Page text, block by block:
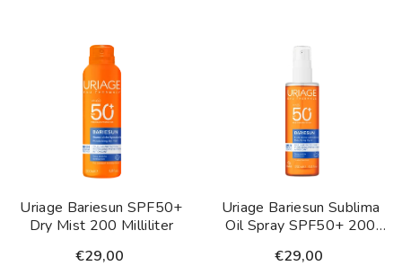
Uriage Bariesun SPF50+
Dry Mist 200 Milliliter
€29,00
Uriage Bariesun Sublima
Oil Spray SPF50+ 200
€29,00